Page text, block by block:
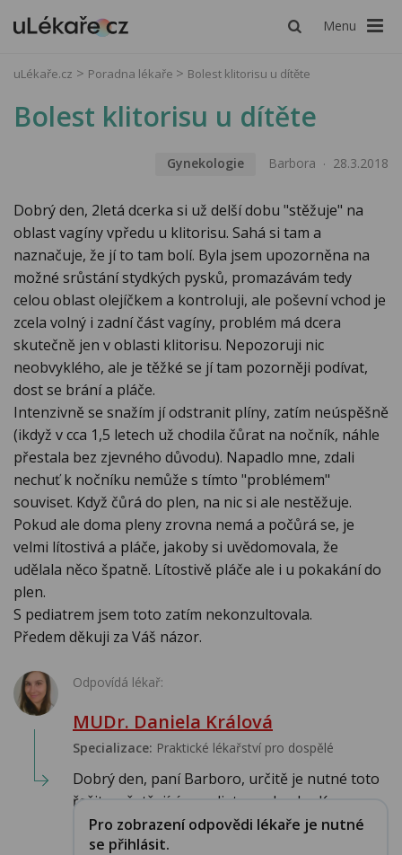
Menu
uLékaře.cz Poradna lékaře Bolest klitorisu u dítěte
Bolest klitorisu u dítěte
Gynekologie Barbora 28.3.2018
Dobrý den, 2letá dcerka si už delší dobu "stěžuje" na
oblast vagíny vpředu u klitorisu. Sahá si tam a
naznačuje, že jí to tam bolí. Byla jsem upozorněna na
možné srůstání stydkých pysků, promazávám tedy
celou oblast olejíčkem a kontroluji, ale poševní vchod je
zcela volný i zadní část vagíny, problém má dcera
skutečně jen v oblasti klitorisu. Nepozoruji nic
neobvyklého, ale je těžké se jí tam pozorněji podívat,
dost se brání a pláče.
Intenzivně se snažím jí odstranit plíny, zatím neúspěšně
(ikdyž v cca 1,5 letech už chodila čůrat na nočník, náhle
přestala bez zjevného důvodu). Napadlo mne, zdali
nechuť k nočníku nemůže s tímto "problémem"
souviset. Když čůrá do plen, na nic si ale nestěžuje.
Pokud ale doma pleny zrovna nemá a počůrá se, je
velmi lítostivá a pláče, jakoby si uvědomovala, že
udělala něco špatně. Lítostivě pláče ale i u pokakání do
plen.
S pediatrem jsem toto zatím nekonzultovala.
Předem děkuji za Váš názor.
Odpovídá lékař:
MUDr. Daniela Králová
Specializace: Praktické lékařství pro dospělé
Dobrý den, paní Barboro, určitě je nutné toto
řešit s ošetřujícím pediatrem dcerky. Ke zv...
Pro zobrazení odpovědi lékaře je nutné
se přihlásit.